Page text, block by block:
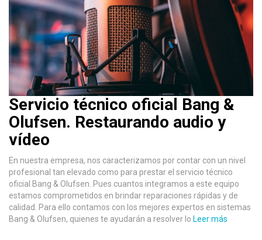
Servicio técnico oficial Bang &
Olufsen. Restaurando audio y
vídeo
En nuestra empresa, nos caracterizamos por contar con un nivel
profesional tan elevado como para prestar el servicio técnico
oficial Bang & Olufsen. Pues cuantos integramos a este equipo
estamos comprometidos en brindar reparaciones rápidas y de
calidad. Para ello contamos con los mejores expertos en sistemas
Bang & Olufsen, quienes te ayudarán a resolver lo Leer más